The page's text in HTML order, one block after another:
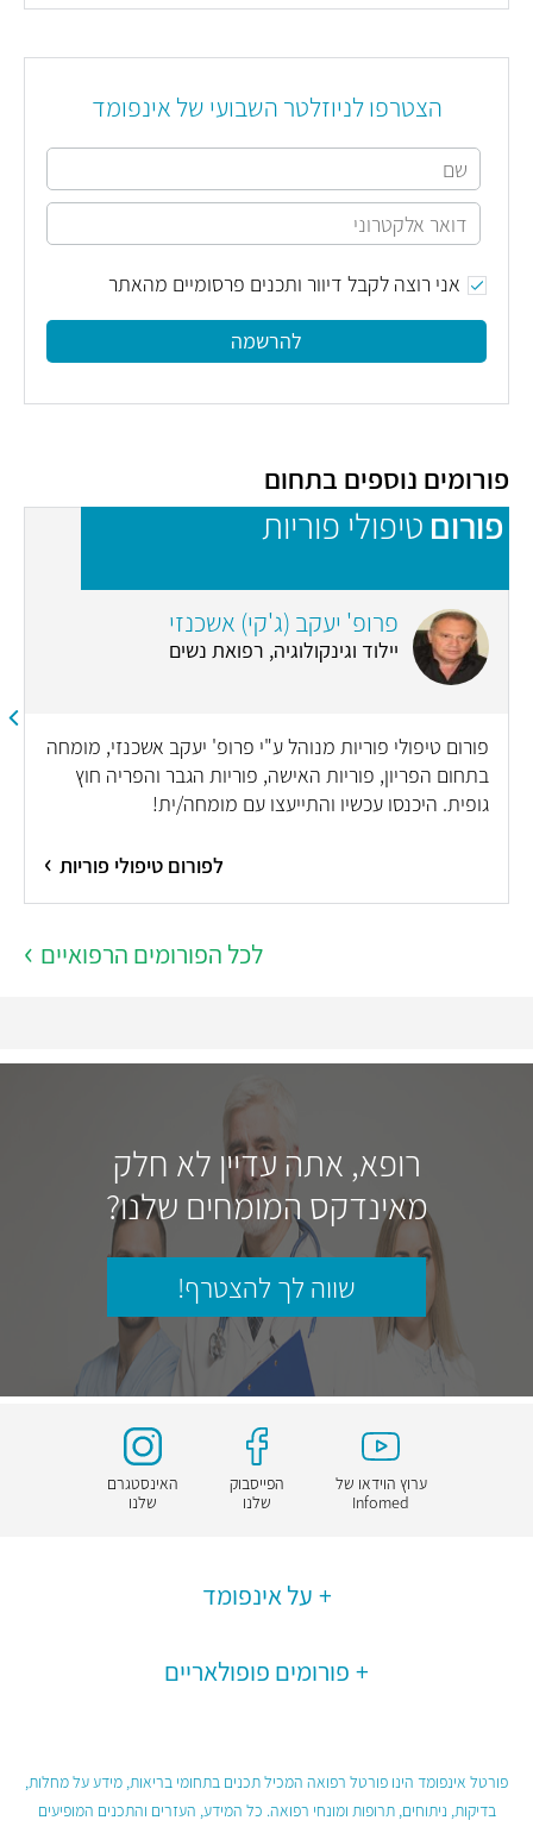
הצטרפו לניוזלטר השבועי של אינפומד
אני רוצה לקבל דיוור ותכנים פרסומיים מהאתר
להרשמה
פורומים נוספים בתחום
פורום טיפולי פוריות
פרופ' יעקב (ג'קי) אשכנזי
יילוד וגינקולוגיה, רפואת נשים
פורום טיפולי פוריות מנוהל ע"י פרופ' יעקב אשכנזי, מומחה
בתחום הפריון, פוריות האישה, פוריות הגבר והפריה חוץ
גופית. היכנסו עכשיו והתייעצו עם מומחה/ית!
לפורום טיפולי פוריות
לכל הפורומים הרפואיים
רופא, אתה עדיין לא חלק
מאינדקס המומחים שלנו?
שווה לך להצטרף!
ערוץ הוידאו של
Infomed
הפייסבוק
שלנו
האינסטגרם
שלנו
על אינפומד
פורומים פופולאריים
פורטל אינפומד הינו פורטל רפואה המכיל תכנים בתחומי בריאות, מידע על מחלות,
בדיקות, ניתוחים, תרופות ומונחי רפואה. כל המידע, העזרים והתכנים המופיעים